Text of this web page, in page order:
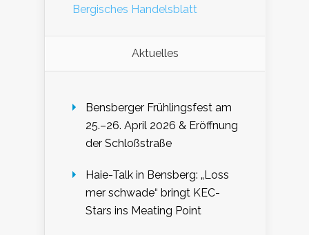
Bergisches Handelsblatt
Aktuelles
Bensberger Frühlingsfest am
25.–26. April 2026 & Eröffnung
der Schloßstraße
Haie-Talk in Bensberg: „Loss
mer schwade“ bringt KEC-
Stars ins Meating Point